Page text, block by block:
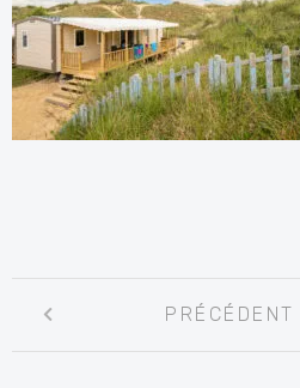
entre
PRÉCÉDENT